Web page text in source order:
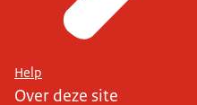
Help
Over deze site